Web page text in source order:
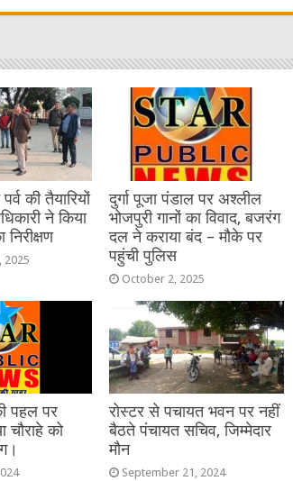
की तैयारियों
ने किया
निरीक्षण
2025
दुर्गा पूजा पंडाल पर अश्लील
भोजपुरी गानों का विवाद, बजरंग
दल ने कराया बंद – मौके पर
पहुंची पुलिस
October 2, 2025
पहल पर
चौराहे को
रोस्टर से पचायत भवन पर नहीं
बैठते पंचायत सचिव, जिम्मेदार
मौन
September 21, 2024